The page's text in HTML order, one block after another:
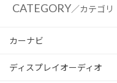
CATEGORY／カテゴリ
カーナビ
ディスプレイオーディオ